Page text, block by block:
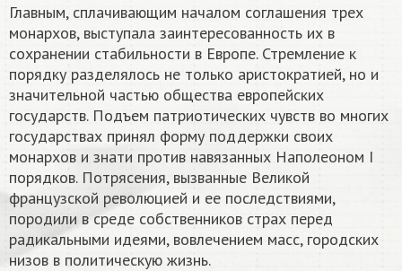
Главным, сплачивающим началом соглашения трех
монархов, выступала заинтересованность их в
сохранении стабильности в Европе. Стремление к
порядку разделялось не только аристократией, но и
значительной частью общества европейских
государств. Подъем патриотических чувств во многих
государствах принял форму поддержки своих
монархов и знати против навязанных Наполеоном I
порядков. Потрясения, вызванные Великой
французской революцией и ее последствиями,
породили в среде собственников страх перед
радикальными идеями, вовлечением масс, городских
низов в политическую жизнь.